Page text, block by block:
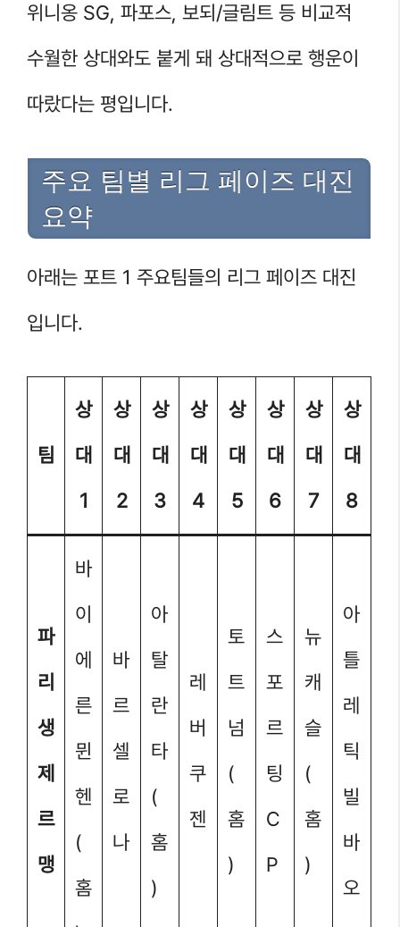
위니옹 SG, 파포스, 보되/글림트 등 비교적
수월한 상대와도 붙게 돼 상대적으로 행운이
따랐다는 평입니다.
주요 팀별 리그 페이즈 대진
요약
아래는 포트 1 주요팀들의 리그 페이즈 대진
입니다.
팀
상
대
1
상
대
2
상
대
3
상
대
4
상
대
5
상
대
6
상
대
7
상
대
8
파
리
생
제
르
맹
바
이
에
른
뮌
헨
(
홈
바
르
셀
로
나
아
탈
란
타
(
홈
)
레
버
쿠
젠
토
트
넘
(
홈
)
스
포
르
팅
C
P
뉴
캐
슬
(
홈
)
아
틀
레
틱
빌
바
오